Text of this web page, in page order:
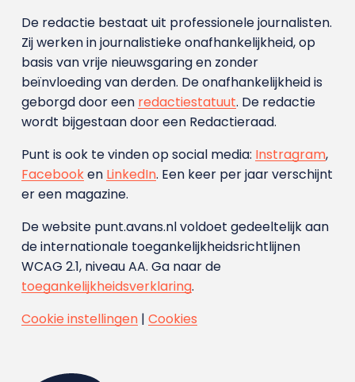
De redactie bestaat uit professionele journalisten.
Zij werken in journalistieke onafhankelijkheid, op
basis van vrije nieuwsgaring en zonder
beïnvloeding van derden. De onafhankelijkheid is
geborgd door een redactiestatuut. De redactie
wordt bijgestaan door een Redactieraad.
Punt is ook te vinden op social media: Instragram,
Facebooken LinkedIn. Een keer per jaar verschijnt
er een magazine.
De website punt.avans.nl voldoet gedeeltelijk aan
de internationale toegankelijkheidsrichtlijnen
WCAG 2.1, niveau AA. Ga naar de
toegankelijkheidsverklaring.
Cookie instellingen| Cookies